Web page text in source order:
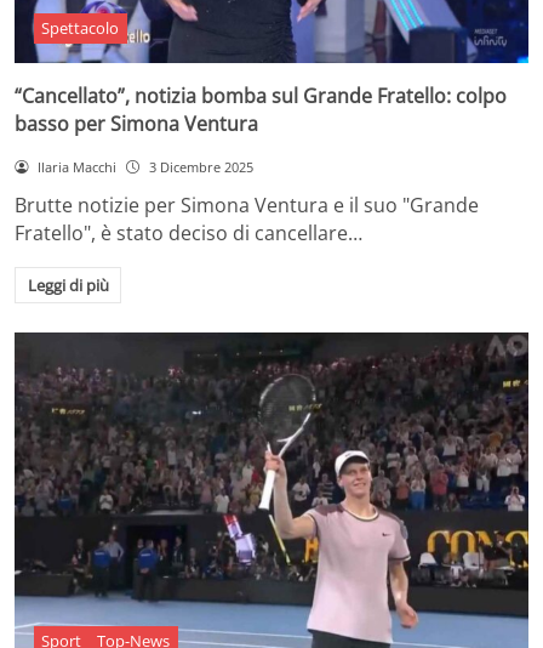
Spettacolo
“Cancellato”, notizia bomba sul Grande Fratello: colpo
basso per Simona Ventura
Ilaria Macchi 3 Dicembre 2025
Brutte notizie per Simona Ventura e il suo "Grande
Fratello", è stato deciso di cancellare…
Leggi di più
Sport Top-News